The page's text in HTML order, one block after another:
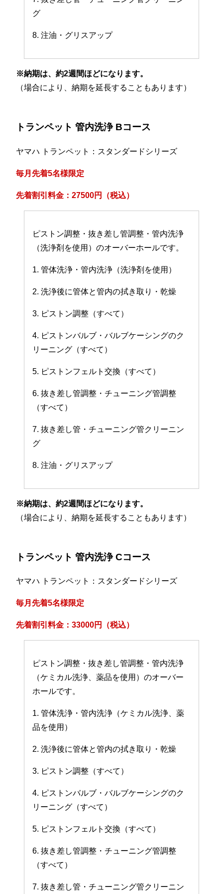
グ
8. 注油・グリスアップ
※納期は、約2週間ほどになります。
（場合により、納期を延長することもあります）
トランペット 管内洗浄 Bコース
ヤマハ トランペット：スタンダードシリーズ
毎月先着5名様限定
先着割引料金：27500円（税込）
ピストン調整・抜き差し管調整・管内洗浄
（洗浄剤を使用）のオーバーホールです。
1. 管体洗浄・管内洗浄（洗浄剤を使用）
2. 洗浄後に管体と管内の拭き取り・乾燥
3. ピストン調整（すべて）
4. ピストンバルブ・バルブケーシングのク
リーニング（すべて）
5. ピストンフェルト交換（すべて）
6. 抜き差し管調整・チューニング管調整
（すべて）
7. 抜き差し管・チューニング管クリーニン
グ
8. 注油・グリスアップ
※納期は、約2週間ほどになります。
（場合により、納期を延長することもあります）
トランペット 管内洗浄 Cコース
ヤマハ トランペット：スタンダードシリーズ
毎月先着5名様限定
先着割引料金：33000円（税込）
ピストン調整・抜き差し管調整・管内洗浄
（ケミカル洗浄、薬品を使用）のオーバー
ホールです。
1. 管体洗浄・管内洗浄（ケミカル洗浄、薬
品を使用）
2. 洗浄後に管体と管内の拭き取り・乾燥
3. ピストン調整（すべて）
4. ピストンバルブ・バルブケーシングのク
リーニング（すべて）
5. ピストンフェルト交換（すべて）
6. 抜き差し管調整・チューニング管調整
（すべて）
7. 抜き差し管・チューニング管クリーニン